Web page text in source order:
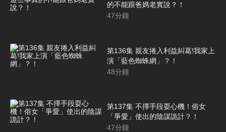
的不能跟爸媽老實說？！
47分鐘
第136集 親友捲入利益糾葛!我家上
演「藍色蜘蛛網」？！
48分鐘
第137集 不擇手段耍心機！俗女
「爭愛」使出的陰謀詭計？！
47分鐘